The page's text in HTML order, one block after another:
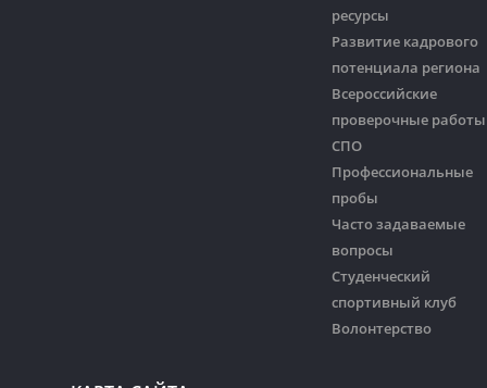
ресурсы
Развитие кадрового
потенциала региона
Всероссийские
проверочные работы
СПО
Профессиональные
пробы
Часто задаваемые
вопросы
Студенческий
спортивный клуб
Волонтерство